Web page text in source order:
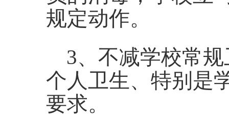
规定动作。
3、不减学校常
个人卫生、特别是
要求。